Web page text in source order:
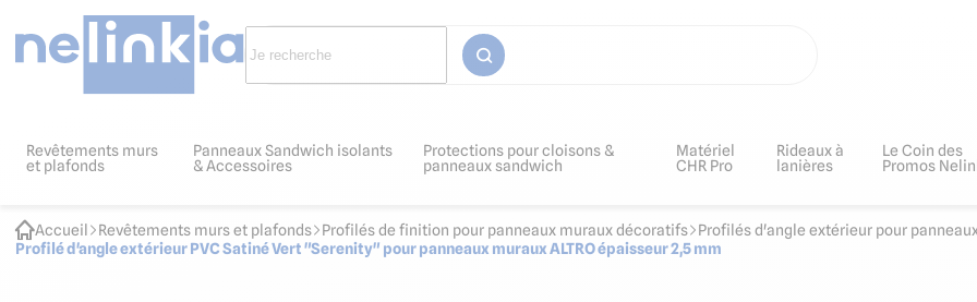
Revêtements murs
et plafonds
Panneaux Sandwich isolants
& Accessoires
Protections pour cloisons &
panneaux sandwich
Matériel
CHR Pro
Rideaux à
lanières
Le Coin des
Promos
Accueil Revêtements murs et plafonds Profilés de finition pour panneaux muraux décoratifs
Profilés d'angle extérieur pour
Profilé d'angle extérieur PVC Satiné Vert "Serenity" pour panneaux muraux ALTRO épaisseur 2,5 mm